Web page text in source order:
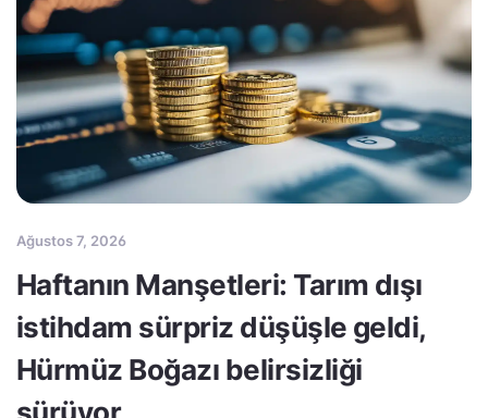
Ağustos 7, 2026
Haftanın Manşetleri: Tarım dışı
istihdam sürpriz düşüşle geldi,
Hürmüz Boğazı belirsizliği